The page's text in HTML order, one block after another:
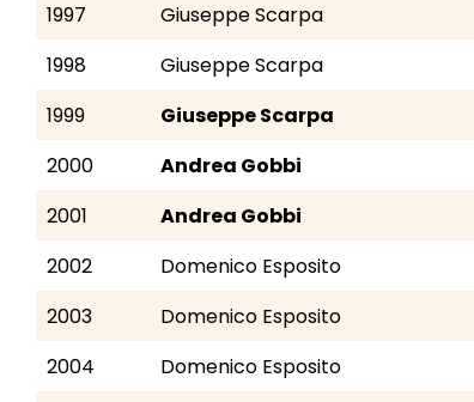
1997
Giuseppe Scarpa
1998
Giuseppe Scarpa
1999
Giuseppe Scarpa
2000
Andrea Gobbi
2001
Andrea Gobbi
2002
Domenico Esposito
2003
Domenico Esposito
2004
Domenico Esposito